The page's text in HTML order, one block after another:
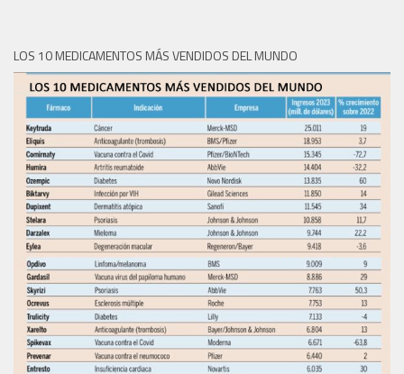
LOS 10 MEDICAMENTOS MÁS VENDIDOS DEL MUNDO